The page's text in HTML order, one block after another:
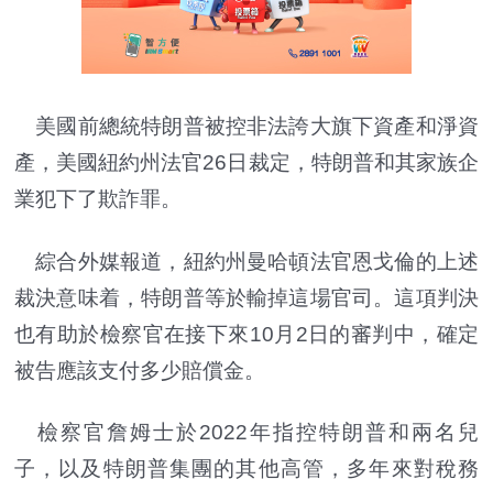
美國前總統特朗普被控非法誇大旗下資產和淨資
產，美國紐約州法官26日裁定，特朗普和其家族企
業犯下了欺詐罪。
綜合外媒報道，紐約州曼哈頓法官恩戈倫的上述
裁決意味着，特朗普等於輸掉這場官司。這項判決
也有助於檢察官在接下來10月2日的審判中，確定
被告應該支付多少賠償金。
檢察官詹姆士於2022年指控特朗普和兩名兒
子，以及特朗普集團的其他高管，多年來對稅務